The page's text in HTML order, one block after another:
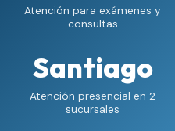
Atención para exámenes y
consultas
Santiago
Atención presencial en 2
sucursales